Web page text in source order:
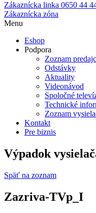
Zákaznícka linka 0650 44
Zákaznícka zóna
Menu
Eshop
Podpora
Zoznam
Odstávky
Aktuality
Videonávod
Spoločné
Technické
Zoznam
Kontakt
Pre biznis
Výpadok
Späť na zoznam
Zazriva-TVp_I